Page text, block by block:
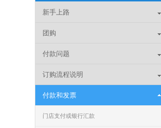
新手上路
团购
付款问题
订购流程说明
付款和发票
门店支付或银行汇款